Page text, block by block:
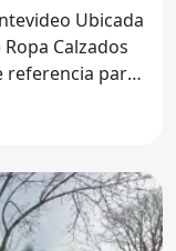
Ubicada
Calzados
referencia para